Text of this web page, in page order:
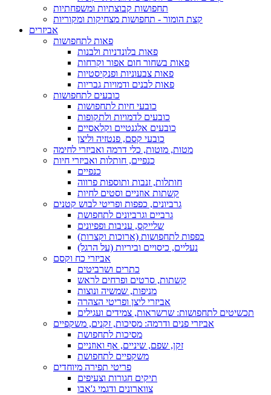
תחפושות קבוצתיות ומשפחתיות
קצת הומור - תחפושות מצחיקות ומקוריות
אביזרים
פאות לתחפושות
פאות בלונדניות ולבנות
פאות בשחור חום אפור וקרחות
פאות צבעוניות ופנקיסטיות
פאות לבנים ודמויות גבריות
כובעים לתחפושות
כובעי חיות לתחפושות
כובעים לדמויות ולתקופות
כובעים אלגנטיים וקלאסיים
כובעי קסם, פנטזיה וליצן
מטות, מוטות, כלי דרמה ואביזרי לחימה
כנפיים, חותלות ואביזרי חיות
כנפיים
חותלות, זנבות ותוספות פרווה
קשתות אוזניים וסטים לחיות
גרביונים, כפפות ופריטי לבוש קטנים
גרביים וגרביונים לתחפושת
שלייקס, עניבות ופפיונים
כפפות לתחפושות (ארוכות וקצרות)
נעליים, כיסויים וביריות (על הרגל)
אביזרי כח וקסם
כתרים ושרביטים
קשתות, סרטים ופרחים לראש
מניפות, שמשיה ונוצות
אביזרי ליצן ופריטי הצהרה
תכשיטים לתחפושות: שרשראות, צמידים ועגילים
אביזרי פנים ודרמה: מסיכות, זקנים, משקפיים
מסיכות לתחפושת
זקן, שפם, שיניים, אף ואוזניים
משקפיים לתחפושת
פריטי תפירה מיוחדים
תיקים חגורות וצעיפים
צווארונים ודגמי ג'אבו